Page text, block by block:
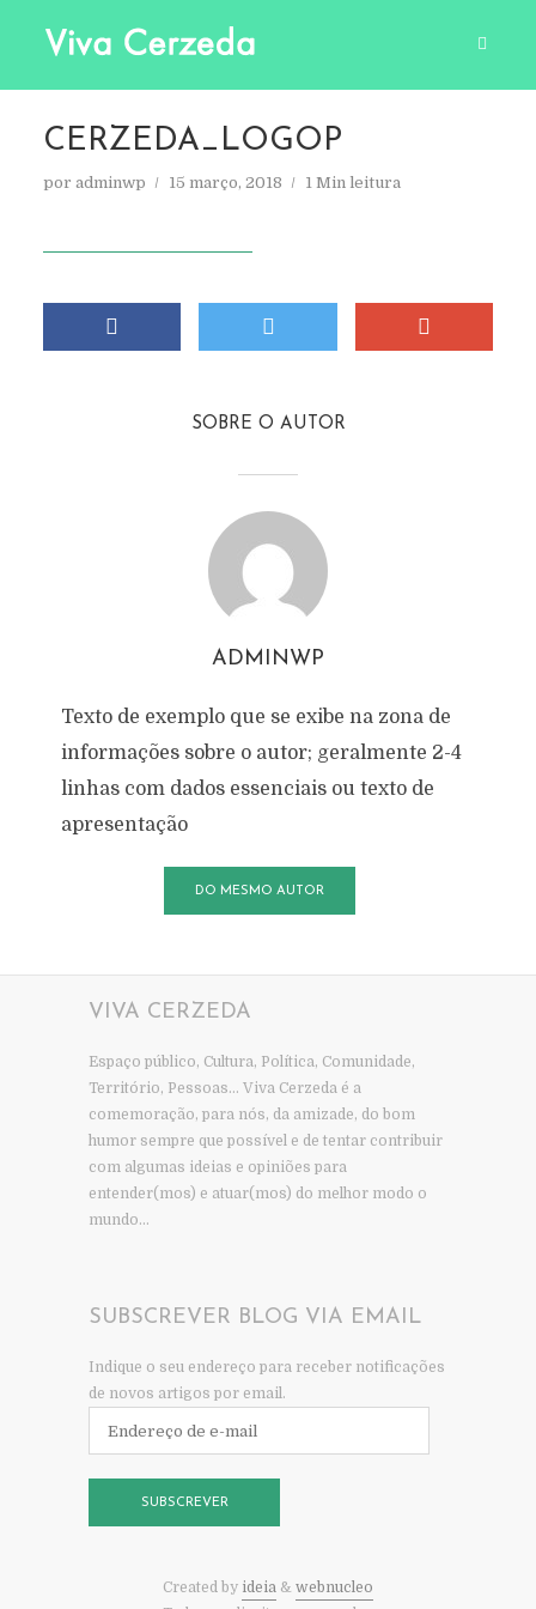
CERZEDA_LOGOP
por adminwp 15 março, 2018 1 Min leitura
SOBRE O AUTOR
ADMINWP
Texto de exemplo que se exibe na zona de
informações sobre o autor; geralmente 2-4
linhas com dados essenciais ou texto de
apresentação
DO MESMO AUTOR
VIVA CERZEDA
Espaço público, Cultura, Política, Comunidade,
Território, Pessoas… Viva Cerzeda é a
comemoração, para nós, da amizade, do bom
humor sempre que possível e de tentar contribuir
com algumas ideias e opiniões para
entender(mos) e atuar(mos) do melhor modo o
mundo…
SUBSCREVER BLOG VIA EMAIL
Indique o seu endereço para receber notificações
de novos artigos por email.
SUBSCREVER
Created by ideia & webnucleo